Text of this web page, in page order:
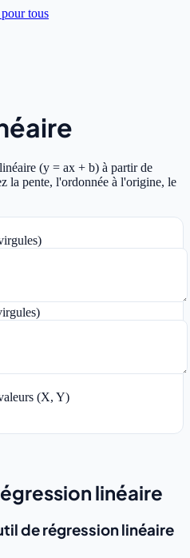
tous
(y = ax + b) à partir de
la pente, l'ordonnée à l'origine, le
(X, Y)
linéaire
de régression linéaire